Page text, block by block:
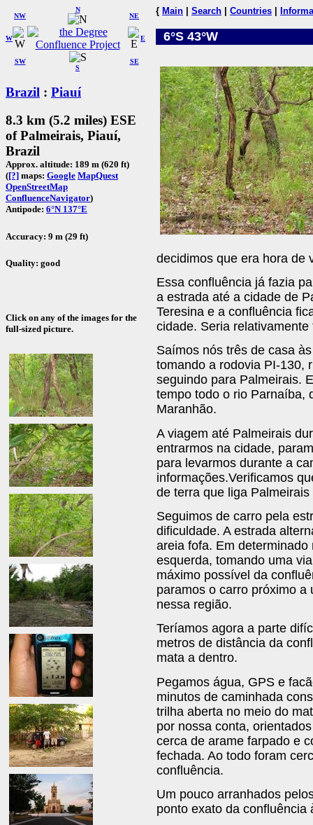
W
NW
N
NE
SW
S
SE
E
Brazil : Piauí
8.3 km (5.2 miles) ESE
of Palmeirais, Piauí,
Brazil
Approx. altitude: 189 m (620 ft)
([?] maps: Google MapQuest
OpenStreetMap
ConfluenceNavigator)
Antipode: 6°N 137°E
Accuracy: 9 m (29 ft)
Quality: good
Click on any of the images for the
full-sized picture.
{ Main Search Countries
6°S 43°W
decidimos que era hora de
Essa confluência já fazia
a estrada até a cidade de
Teresina e a confluência
cidade. Seria
Saímos nós três de casa
tomando a rodovia PI-130,
seguindo para Palmeirais.
tempo todo o rio Parnaíba,
Maranhão.
A viagem até Palmeirais
entrarmos na cidade,
para levarmos durante a
informações.Verificamos
de terra que liga
Seguimos de carro pela
dificuldade. A estrada
areia fofa. Em
esquerda, tomando uma
máximo possível da
paramos o carro próximo a
nessa região.
Teríamos agora a parte
metros de distância da
mata a dentro.
Pegamos água, GPS e
minutos de caminhada
trilha aberta no meio do
por nossa conta,
cerca de arame farpado e
fechada. Ao todo foram
confluência.
Um pouco arranhados
ponto exato da confluência